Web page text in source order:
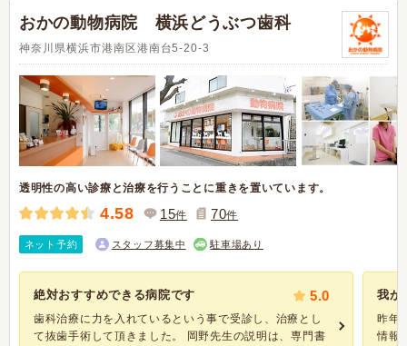
おかの動物病院 横浜どうぶつ歯科
神奈川県横浜市港南区港南台5-20-3
透明性の高い診療と治療を行うことに重きを置いています。
4.58 15件 70件
ネット予約 スタッフ募集中 駐車場あり
絶対おすすめできる病院です 5.0
歯科治療に力を入れているという事で受診し、治療とし
て抜歯手術して頂きました。 岡野先生の説明は、専門書
我が
昨年
情報